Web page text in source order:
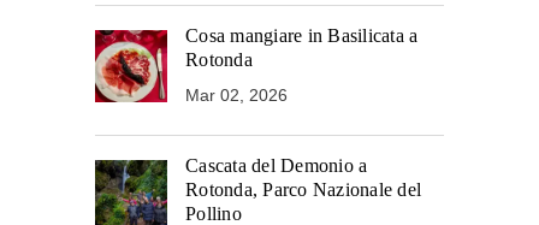
Cosa mangiare in Basilicata a
Rotonda
Mar 02, 2026
Cascata del Demonio a
Rotonda, Parco Nazionale del
Pollino